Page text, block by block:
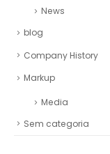
News
blog
Company History
Markup
Media
Sem categoria